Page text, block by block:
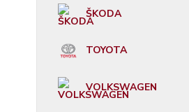
ŠKODA
TOYOTA
VOLKSWAGEN